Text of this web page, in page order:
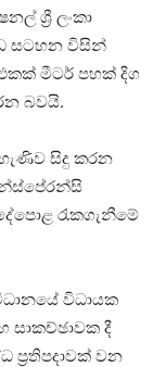
ශ්‍රී ලංකා
සටහන විසින්
මීටර් පහක් දිග
බවයි.
සිදු කරන
රැකගැනීමේ
විධායක
සාකච්ඡාවක දී
ප්‍රතිපදාවක් වන